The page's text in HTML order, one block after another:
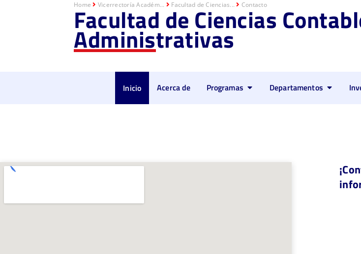
Home Vicerrectoría Académ... Facultad de Ciencias... Contacto
Facultad de Ciencias
Administrativas
Inicio Acerca de Programas Departamentos